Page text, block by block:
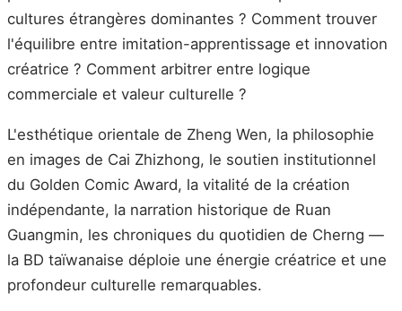
cultures étrangères dominantes ? Comment trouver
l'équilibre entre imitation-apprentissage et innovation
créatrice ? Comment arbitrer entre logique
commerciale et valeur culturelle ?
L'esthétique orientale de Zheng Wen, la philosophie
en images de Cai Zhizhong, le soutien institutionnel
du Golden Comic Award, la vitalité de la création
indépendante, la narration historique de Ruan
Guangmin, les chroniques du quotidien de Cherng —
la BD taïwanaise déploie une énergie créatrice et une
profondeur culturelle remarquables.